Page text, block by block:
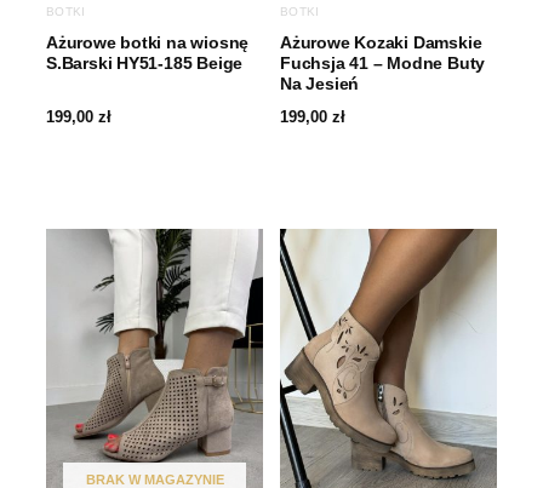
BOTKI
Ażurowe botki na wiosnę
S.Barski HY51-185 Beige
199,00 zł
BOTKI
Ażurowe Kozaki Damskie
Fuchsja 41 – Modne Buty
Na Jesień
199,00 zł
BRAK W MAGAZYNIE